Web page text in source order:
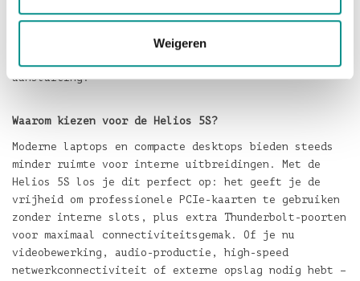
Weigeren
koel houdt, zelfs bij zware taken.
– inclusief Thunderbolt 5-kabel en
aansluiting.
Waarom kiezen voor de Helios 5S?
Moderne laptops en compacte desktops bieden steeds
minder ruimte voor interne uitbreidingen. Met de
Helios 5S los je dit perfect op: het geeft je de
vrijheid om professionele PCIe-kaarten te gebruiken
zonder interne slots, plus extra Thunderbolt-poorten
voor maximaal connectiviteitsgemak. Of je nu
videobewerking, audio-productie, high-speed
netwerkconnectiviteit of externe opslag nodig hebt –